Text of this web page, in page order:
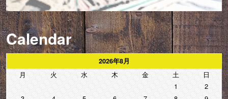
Calendar
2026年8月
月 火 水 木 金 土
日
1
2